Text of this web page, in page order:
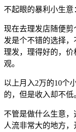
不起眼的暴利小生
现在去理发店随便
发是个不错的选择
理发，理得好的，
观。
以上月入2万的10个
的，但是收入却不低
不管是做什么生意
人流非常大的地方